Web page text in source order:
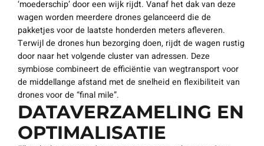
‘moederschip’ door een wijk rijdt. Vanaf het dak van deze
wagen worden meerdere drones gelanceerd die de
pakketjes voor de laatste honderden meters afleveren.
Terwijl de drones hun bezorging doen, rijdt de wagen rustig
door naar het volgende cluster van adressen. Deze
symbiose combineert de efficiëntie van wegtransport voor
de middellange afstand met de snelheid en flexibiliteit van
drones voor de “final mile”.
DATAVERZAMELING EN
OPTIMALISATIE